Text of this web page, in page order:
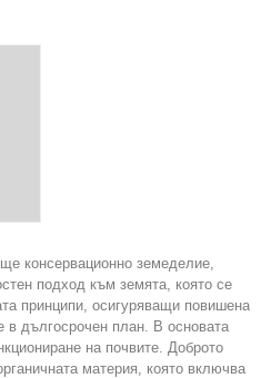
консервационно земеделие,
подход към земята, която се
принципи, осигуряващи повишена
в дългосрочен план. В основата
на почвите. Доброто
материя, която включва